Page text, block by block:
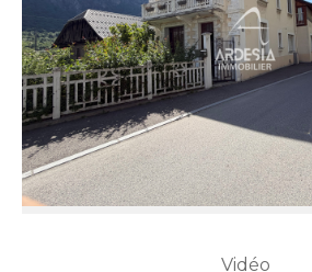
Vidéo